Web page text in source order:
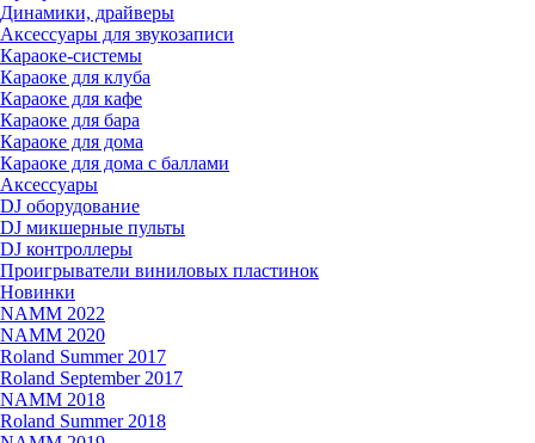
Динамики, драйверы
Аксессуары для звукозаписи
Караоке-системы
Караоке для клуба
Караоке для кафе
Караоке для бара
Караоке для дома
Караоке для дома с баллами
Аксессуары
DJ оборудование
DJ микшерные пульты
DJ контроллеры
Проигрыватели виниловых пластинок
Новинки
NAMM 2022
NAMM 2020
Roland Summer 2017
Roland September 2017
NAMM 2018
Roland Summer 2018